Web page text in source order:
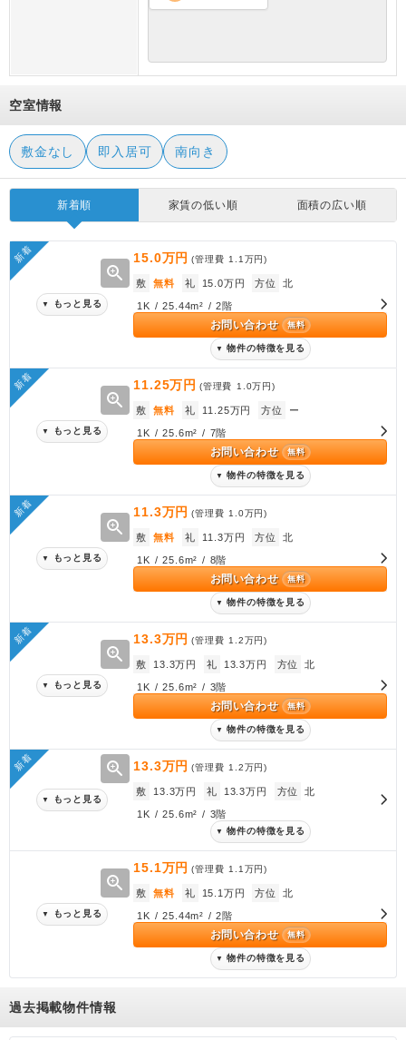
空室情報
敷金なし 即入居可 南向き
新着順 家賃の低い順 面積の広い順
新着
zoom_in
▼ もっと見る
15.0万円 (管理費 1.1万円)
敷 無料 礼 15.0万円 方位 北
1K / 25.44m² / 2階
お問い合わせ 無料
▼ 物件の特徴を見る
新着
zoom_in
▼ もっと見る
11.25万円 (管理費 1.0万円)
敷 無料 礼 11.25万円 方位 ー
1K / 25.6m² / 7階
お問い合わせ 無料
▼ 物件の特徴を見る
新着
zoom_in
▼ もっと見る
11.3万円 (管理費 1.0万円)
敷 無料 礼 11.3万円 方位 北
1K / 25.6m² / 8階
お問い合わせ 無料
▼ 物件の特徴を見る
新着
zoom_in
▼ もっと見る
13.3万円 (管理費 1.2万円)
敷 13.3万円 礼 13.3万円 方位 北
1K / 25.6m² / 3階
お問い合わせ 無料
▼ 物件の特徴を見る
新着 zoom_in
▼ もっと見る
13.3万円 (管理費 1.2万円)
敷 13.3万円 礼 13.3万円 方位 北
1K / 25.6m² / 3階
▼ 物件の特徴を見る
zoom_in
▼ もっと見る
15.1万円 (管理費 1.1万円)
敷 無料 礼 15.1万円 方位 北
1K / 25.44m² / 2階
お問い合わせ 無料
▼ 物件の特徴を見る
過去掲載物件情報